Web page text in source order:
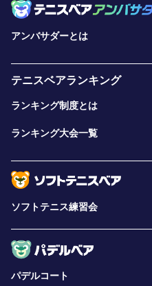
アンバサダーとは
テニスベアランキング
ランキング制度とは
ランキング大会一覧
ソフトテニス練習会
パデルコート